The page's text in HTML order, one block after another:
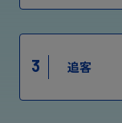
3 追客